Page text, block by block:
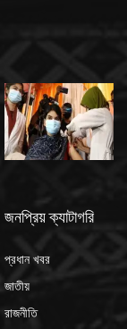
জনপ্রিয় ক্যাটাগরি
প্রধান খবর
জাতীয়
রাজনীতি